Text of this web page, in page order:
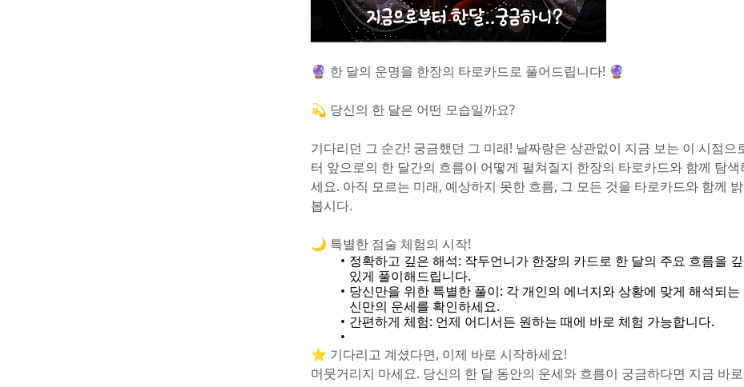
🔮 한 달의 운명을 한장의 타로카드로 풀어드립니다! 🔮
💫 당신의 한 달은 어떤 모습일까요?
기다리던 그 순간! 궁금했던 그 미래! 날짜랑은 상관없이 지금 보는 이 시점으
터 앞으로의 한 달간의 흐름이 어떻게 펼쳐질지 한장의 타로카드와 함께 탐색
세요. 아직 모르는 미래, 예상하지 못한 흐름, 그 모든 것을 타로카드와 함께
봅시다.
🌙 특별한 점술 체험의 시작!
정확하고 깊은 해석: 작두언니가 한장의 카드로 한 달의 주요 흐름을
있게 풀이해드립니다.
당신만을 위한 특별한 풀이: 각 개인의 에너지와 상황에 맞게 해석되는
신만의 운세를 확인하세요.
간편하게 체험: 언제 어디서든 원하는 때에 바로 체험 가능합니다.
⭐ 기다리고 계셨다면, 이제 바로 시작하세요!
머뭇거리지 마세요. 당신의 한 달 동안의 운세와 흐름이 궁금하다면 지금 바